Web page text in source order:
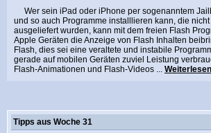
Wer sein iPad oder iPhone per sogenanntem
und so auch Programme installlieren kann, die
ausgeliefert wurden, kann mit dem freien Flash
Apple Geräten die Anzeige von Flash Inhalten
Flash, dies sei eine veraltete und instabile
gerade auf mobilen Geräten zuviel Leistung
Flash-Animationen und Flash-Videos ...
Tipps aus Woche 31